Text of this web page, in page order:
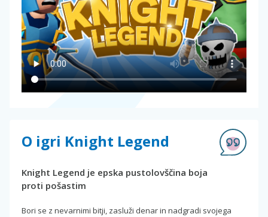
O igri Knight Legend
Knight Legend je epska pustolovščina boja
proti pošastim
Bori se z nevarnimi bitji, zasluži denar in nadgradi svojega